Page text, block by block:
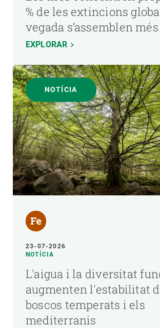
% de les extincions
vegada s’assemblen més
EXPLORAR
NOTÍCIA
23-07-2026
NOTÍCIA
L'aigua i la diversitat
augmenten l'estabilitat
boscos temperats i els
mediterranis